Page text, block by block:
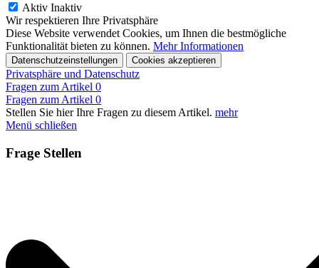
Aktiv Inaktiv
Wir respektieren Ihre Privatsphäre
Diese Website verwendet Cookies, um Ihnen die bestmögliche
Funktionalität bieten zu können. Mehr Informationen
Datenschutzeinstellungen Cookies akzeptieren
Privatsphäre und Datenschutz
Fragen zum Artikel 0
Fragen zum Artikel 0
Stellen Sie hier Ihre Fragen zu diesem Artikel. mehr
Menü schließen
Frage Stellen